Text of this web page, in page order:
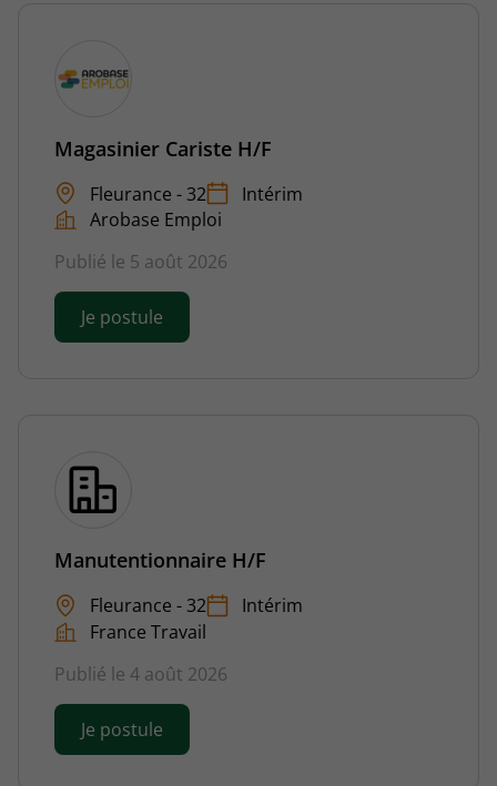
Magasinier Cariste H/F
Fleurance - 32
Intérim
Arobase Emploi
Publié le 5 août 2026
Je postule
Manutentionnaire H/F
Fleurance - 32
Intérim
France Travail
Publié le 4 août 2026
Je postule